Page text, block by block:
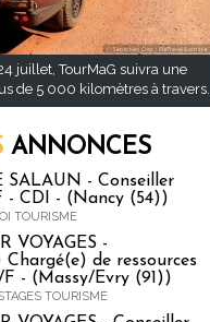
juillet, TourMaG suivra une
de 5 000 kilomètres à travers...
ANNONCES
SALAUN - Conseiller
- CDI - (Nancy (54))
TOURISME
VOYAGES -
de ressources
F - (Massy/Evry (91))
TOURISME